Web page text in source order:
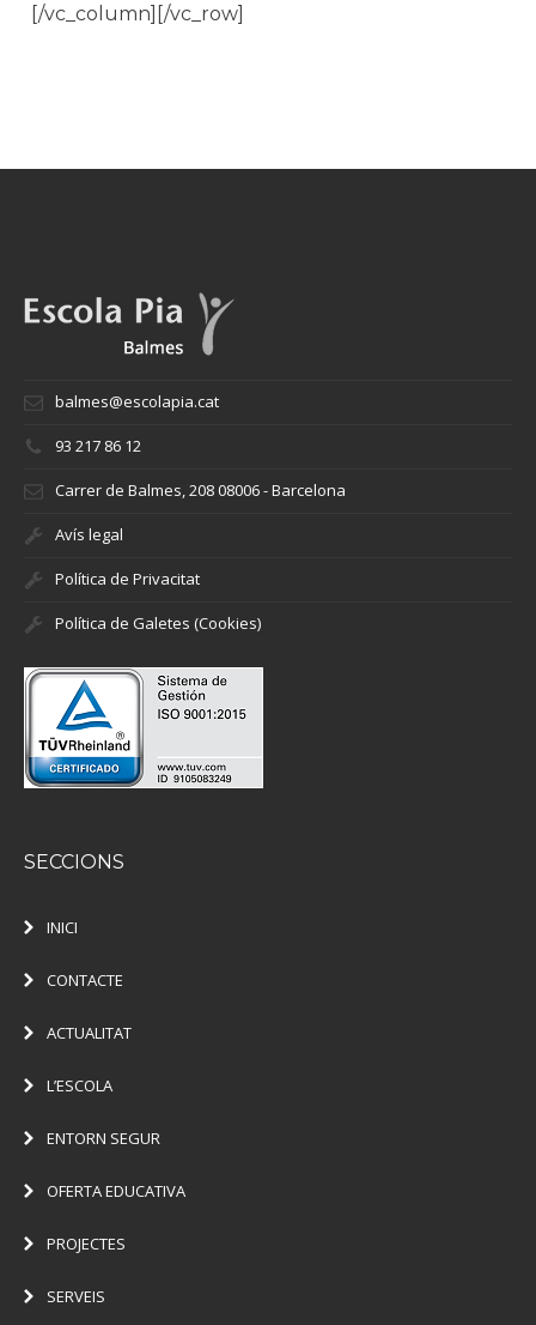
[/vc_column][/vc_row]
balmes@escolapia.cat
93 217 86 12
Carrer de Balmes, 208 08006 - Barcelona
Avís legal
Política de Privacitat
Política de Galetes (Cookies)
SECCIONS
INICI
CONTACTE
ACTUALITAT
L’ESCOLA
ENTORN SEGUR
OFERTA EDUCATIVA
PROJECTES
SERVEIS